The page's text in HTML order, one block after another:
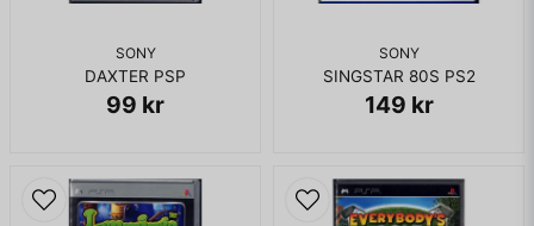
SONY
DAXTER PSP
99 kr
SONY
SINGSTAR 80S PS2
149 kr